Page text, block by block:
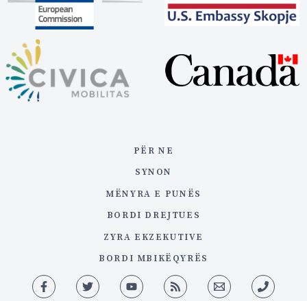
PËR NE
SYNON
MËNYRA E PUNËS
BORDI DREJTUES
ZYRA EKZEKUTIVE
BORDI MBIKËQYRËS